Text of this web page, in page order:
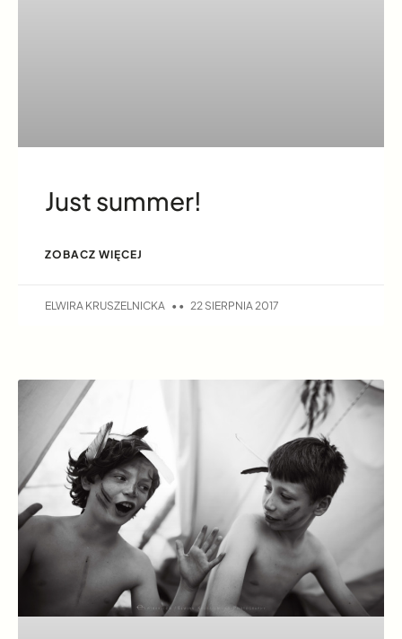
Just summer!
ZOBACZ WIĘCEJ
ELWIRA KRUSZELNICKA 22 SIERPNIA 2017